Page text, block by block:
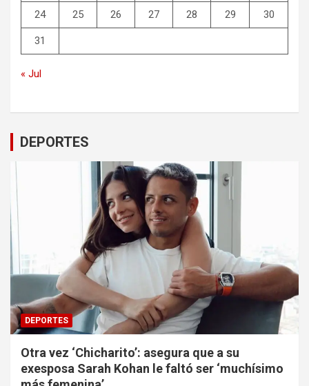
24 25 26 27 28 29 30
31
« Jul
DEPORTES
DEPORTES
Otra vez ‘Chicharito’: asegura que a su
exesposa Sarah Kohan le faltó ser ‘muchísimo